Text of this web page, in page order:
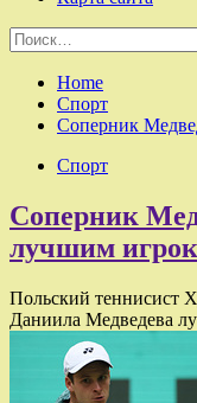
Найти:
Home
Спорт
Соперник
Спорт
Соперник
лучшим
Польский теннисист
Даниила Медведева